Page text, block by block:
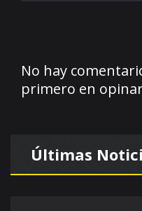
No hay
primero en
Últimas